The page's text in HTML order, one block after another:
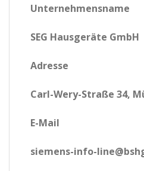
Unternehmensname
SEG Hausgeräte GmbH
Adresse
Carl-Wery-Straße 34,
E-Mail
siemens-info-